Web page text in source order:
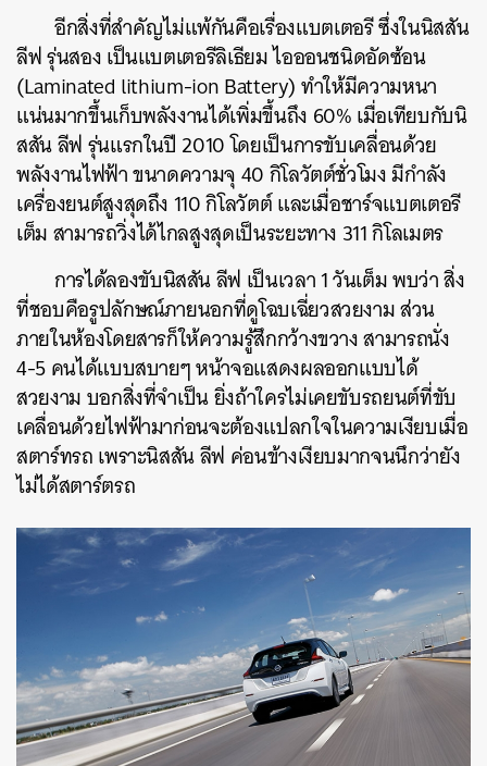
อีกสิ่งที่สำคัญไม่แพ้กันคือเรื่องแบตเตอรี ซึ่งในนิสสัน
ลีฟ รุ่นสอง เป็นแบตเตอรีลิเธียม ไอออนชนิดอัดซ้อน
(Laminated lithium-ion Battery) ทำให้มีความหนา
แน่นมากขึ้นเก็บพลังงานได้เพิ่มขึ้นถึง 60% เมื่อเทียบกับนิ
สสัน ลีฟ รุ่นแรกในปี 2010 โดยเป็นการขับเคลื่อนด้วย
พลังงานไฟฟ้า ขนาดความจุ 40 กิโลวัตต์ชั่วโมง มีกำลัง
เครื่องยนต์สูงสุดถึง 110 กิโลวัตต์ และเมื่อชาร์จแบตเตอรี
เต็ม สามารถวิ่งได้ไกลสูงสุดเป็นระยะทาง 311 กิโลเมตร
การได้ลองขับนิสสัน ลีฟ เป็นเวลา 1 วันเต็ม พบว่า สิ่ง
ที่ชอบคือรูปลักษณ์ภายนอกที่ดูโฉบเฉี่ยวสวยงาม ส่วน
ภายในห้องโดยสารก็ให้ความรู้สึกกว้างขวาง สามารถนั่ง
4-5 คนได้แบบสบายๆ หน้าจอแสดงผลออกแบบได้
สวยงาม บอกสิ่งที่จำเป็น ยิ่งถ้าใครไม่เคยขับรถยนต์ที่ขับ
เคลื่อนด้วยไฟฟ้ามาก่อนจะต้องแปลกใจในความเงียบเมื่อ
สตาร์ทรถ เพราะนิสสัน ลีฟ ค่อนข้างเงียบมากจนนึกว่ายัง
ไม่ได้สตาร์ตรถ